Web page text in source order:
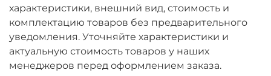
характеристики, внешний вид, стоимость и
комплектацию товаров без предварительного
уведомления. Уточняйте характеристики и
актуальную стоимость товаров у наших
менеджеров перед оформлением заказа.